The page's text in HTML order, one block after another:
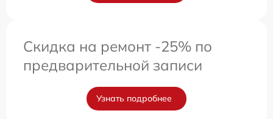
Скидка на ремонт -25% по
предварительной записи
Узнать подробнее